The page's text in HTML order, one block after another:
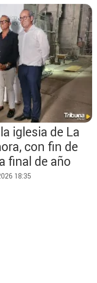
iglesia de La
con fin de
final de año
18:35